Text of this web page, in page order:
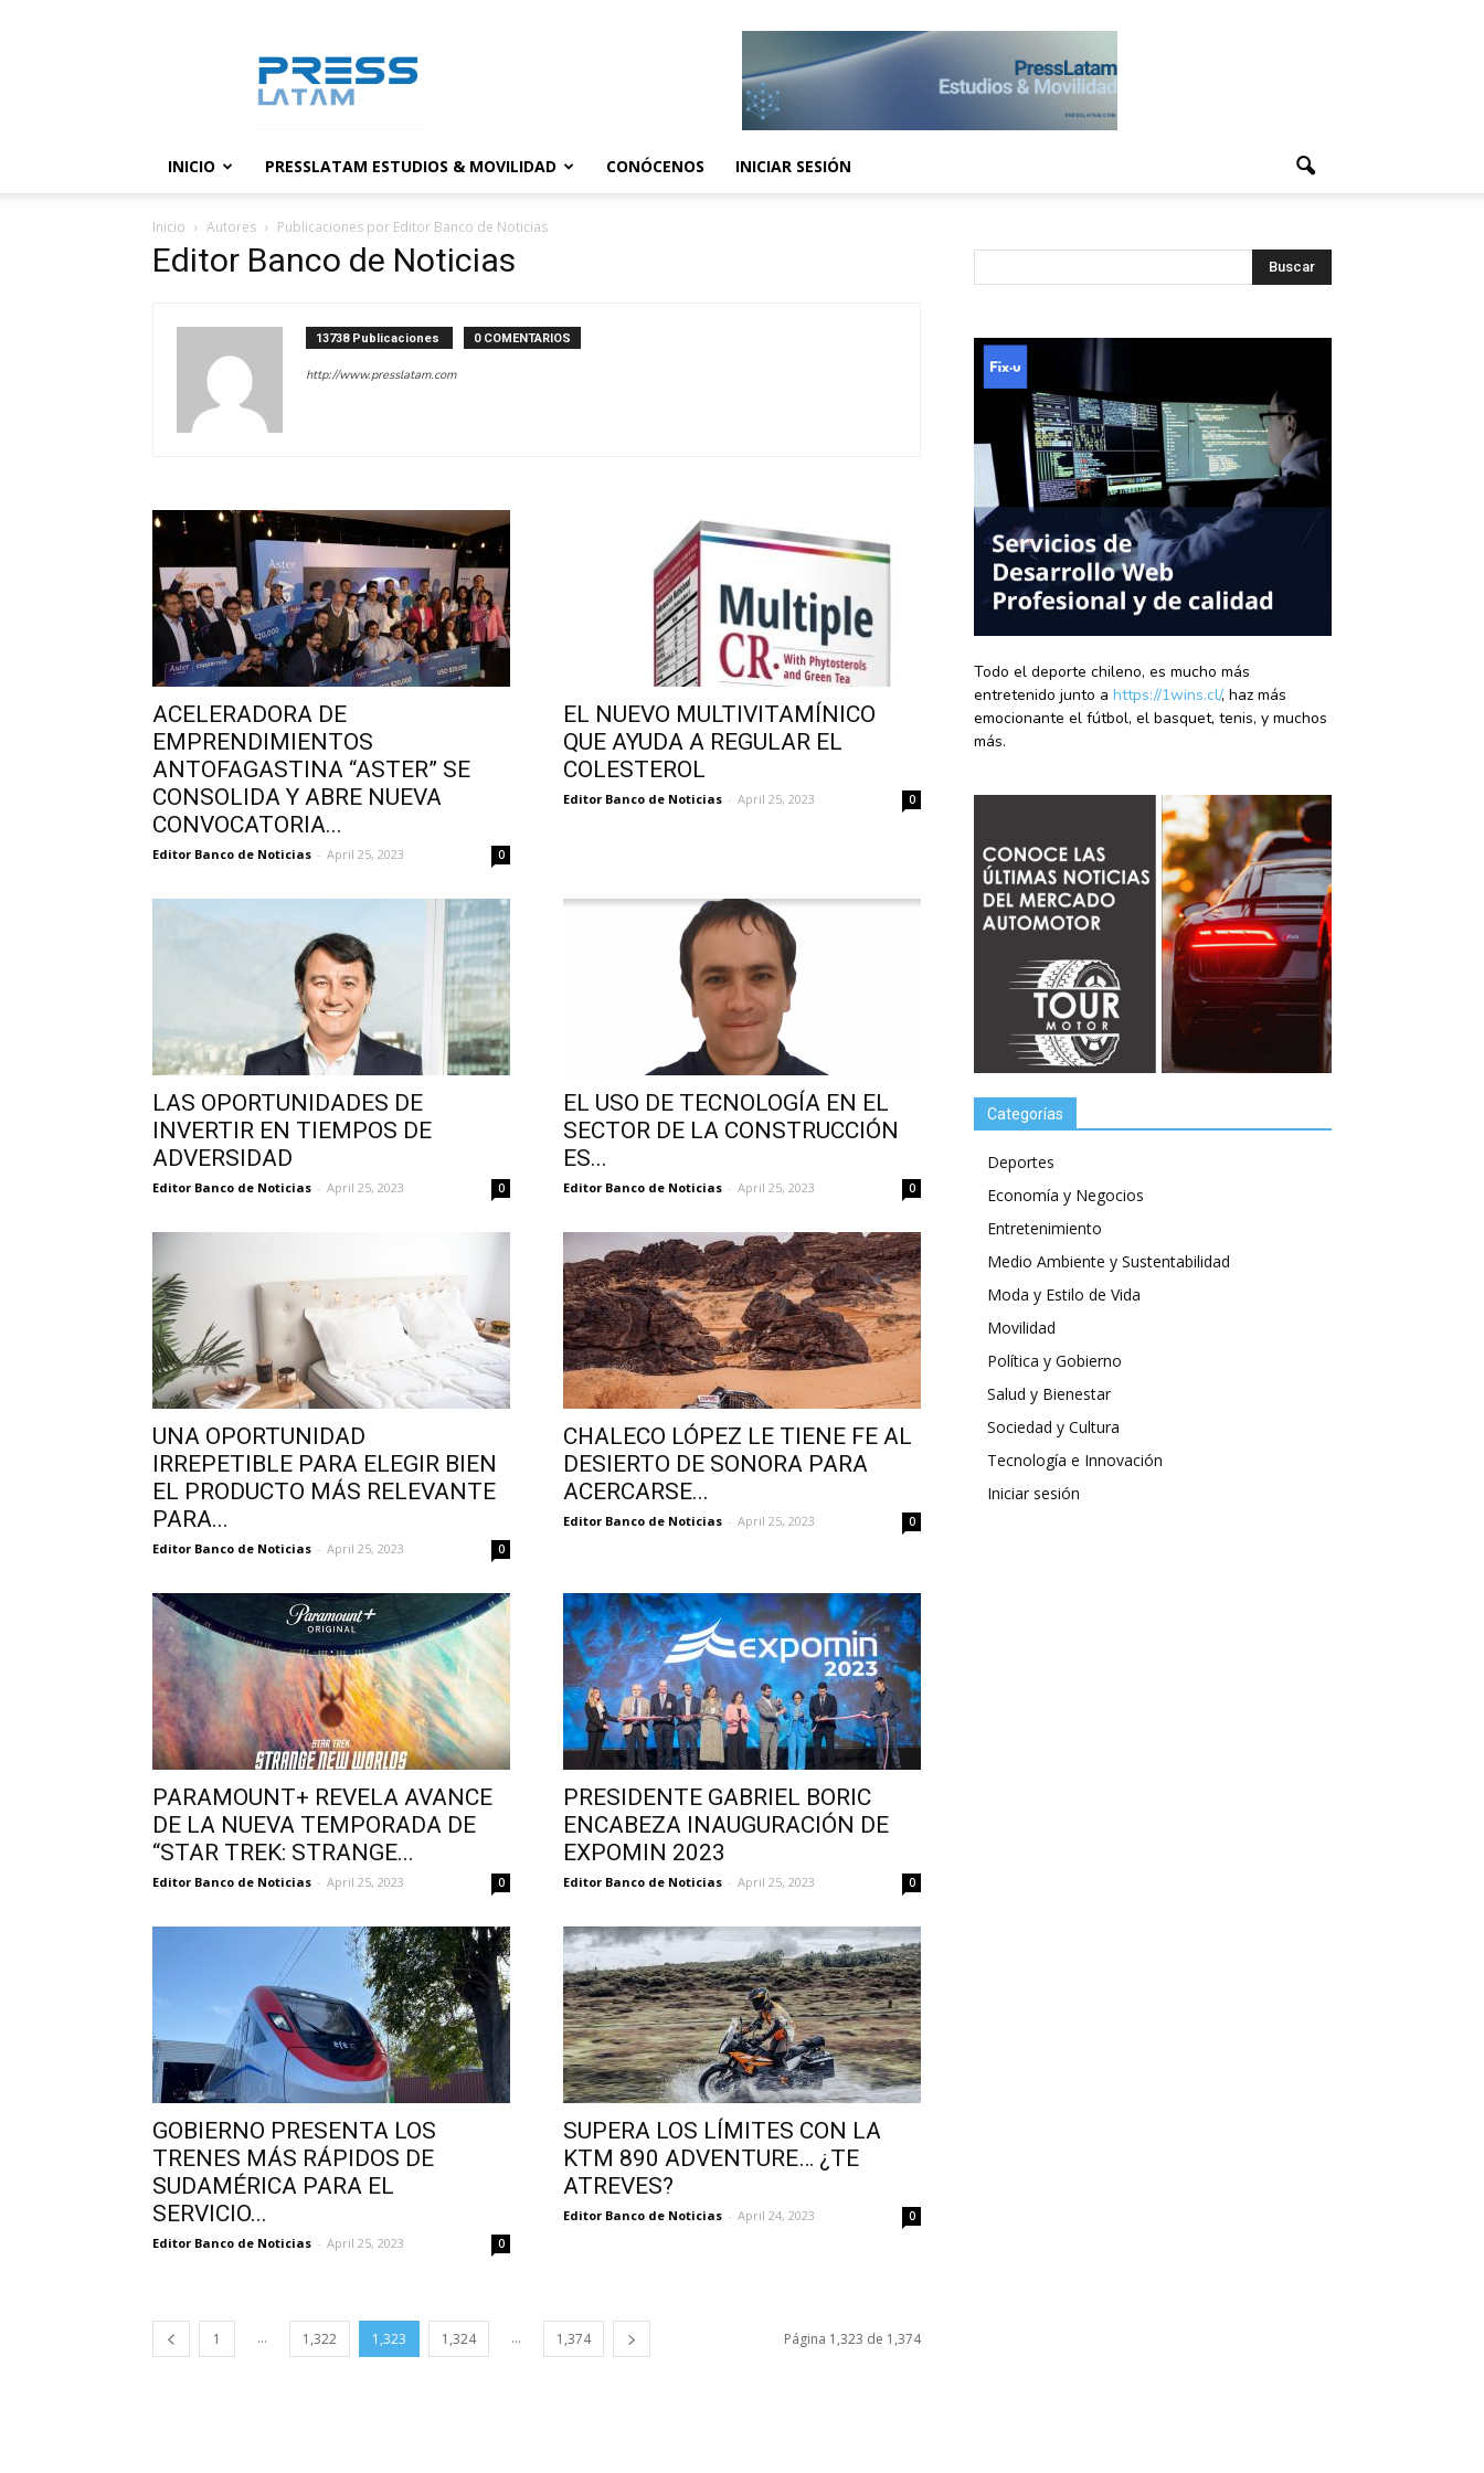
noticias
INICIO PRESSLATAM ESTUDIOS & MOVILIDAD CONÓCENOS INICIAR SESIÓN
Inicio Autores Publicaciones por Editor Banco de Noticias
Editor Banco de Noticias
13738 Publicaciones 0 COMENTARIOS
http://www.presslatam.com
ACELERADORA DE
EMPRENDIMIENTOS
ANTOFAGASTINA “ASTER” SE
CONSOLIDA Y ABRE NUEVA
CONVOCATORIA...
Editor Banco de Noticias - April 25, 2023 0
EL NUEVO MULTIVITAMÍNICO
QUE AYUDA A REGULAR EL
COLESTEROL
Editor Banco de Noticias - April 25, 2023 0
LAS OPORTUNIDADES DE
INVERTIR EN TIEMPOS DE
ADVERSIDAD
Editor Banco de Noticias - April 25, 2023 0
EL USO DE TECNOLOGÍA EN EL
SECTOR DE LA CONSTRUCCIÓN
ES...
Editor Banco de Noticias - April 25, 2023 0
UNA OPORTUNIDAD
IRREPETIBLE PARA ELEGIR BIEN
EL PRODUCTO MÁS RELEVANTE
PARA...
Editor Banco de Noticias - April 25, 2023 0
CHALECO LÓPEZ LE TIENE FE AL
DESIERTO DE SONORA PARA
ACERCARSE...
Editor Banco de Noticias - April 25, 2023 0
PARAMOUNT+ REVELA AVANCE
DE LA NUEVA TEMPORADA DE
“STAR TREK: STRANGE...
Editor Banco de Noticias - April 25, 2023 0
PRESIDENTE GABRIEL BORIC
ENCABEZA INAUGURACIÓN DE
EXPOMIN 2023
Editor Banco de Noticias - April 25, 2023 0
GOBIERNO PRESENTA LOS
TRENES MÁS RÁPIDOS DE
SUDAMÉRICA PARA EL
SERVICIO...
Editor Banco de Noticias - April 25, 2023 0
SUPERA LOS LÍMITES CON LA
KTM 890 ADVENTURE… ¿TE
ATREVES?
Editor Banco de Noticias - April 24, 2023 0
1 ... 1,322 1,323 1,324 ... 1,374 Página 1,323 de 1,374
Todo el deporte chileno, es mucho más
entretenido junto a https://1wins.cl/, haz más
emocionante el fútbol, el basquet, tenis, y muchos
más.
Categorías
Deportes
Economía y Negocios
Entretenimiento
Medio Ambiente y Sustentabilidad
Moda y Estilo de Vida
Movilidad
Política y Gobierno
Salud y Bienestar
Sociedad y Cultura
Tecnología e Innovación
Iniciar sesión